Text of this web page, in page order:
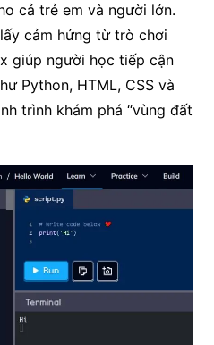
cả trẻ em và người lớn.
cảm hứng từ trò chơi
giúp người học tiếp cận
Python, HTML, CSS và
trình khám phá “vùng đất